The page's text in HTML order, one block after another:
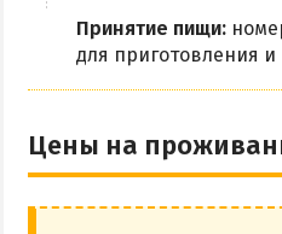
Принятие пищи:
для приготовления
Цены на